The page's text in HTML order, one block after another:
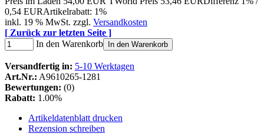
0,54 EURArtikelrabatt: 1%
inkl. 19 % MwSt. zzgl. Versandkosten
[ Zurück zur letzten Seite ]
In den Warenkorb
In den Warenkorb
Versandfertig in: 5-10 Werktagen
Art.Nr.: A9610265-1281
Bewertungen: (0)
Rabatt: 1.00%
Artikeldatenblatt drucken
Rezension schreiben